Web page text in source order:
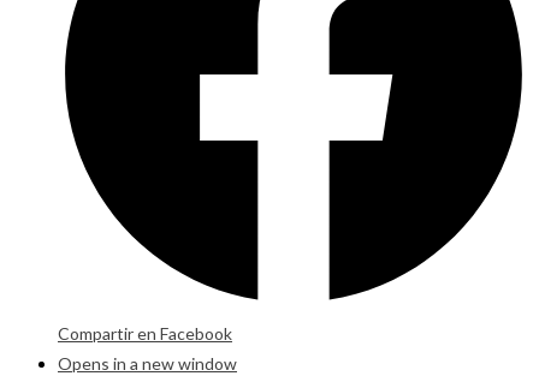
Compartir en Facebook
Opens in a new window